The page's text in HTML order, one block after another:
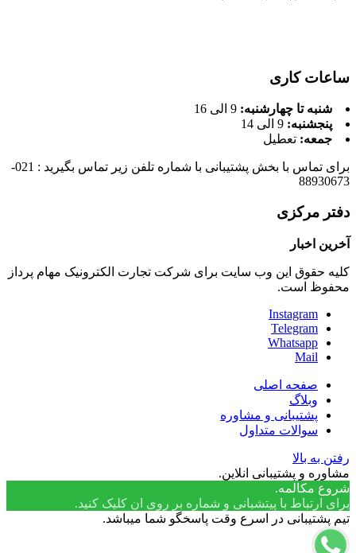
ساعات کاری
شنبه تا چهارشنبه: 9 الی 16
پنجشنبه: 9 الی 14
جمعه: تعطیل
برای تماس با بخش پشتیبانی با شماره تلفن زیر تماس بگیرید : 021-
88930673
دفتر مرکزی
آخرین اخبار
کلیه حقوق این وب سایت برای شرکت تجارت الکترونیک مهام پرداز
محفوظ است.
Instagram
Telegram
Whatsapp
Mail
صفحه اصلی
وبلاگ
پشتیبانی و مشاوره
سوالات متداول
رفتن به بالا
مشاوره و پشتیبانی انلاین.
شروع مکالمه.
برای ارتباط با پیتشبانی و شماره بر روی ان کلیک کنید.
تیم پشتیبانی در اسرع وقت پاسخگو شما میباشد.